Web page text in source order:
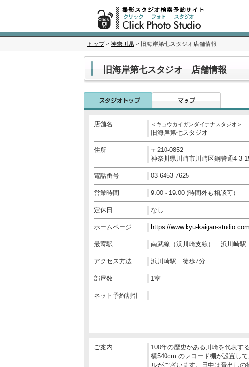
トップ> 神奈川県 > 旧海岸第七スタジオ店舗情報
旧海岸第七スタジオ 店舗情報
店舗名 ＜キュウカイガンダイナナスタジオ＞
旧海岸第七スタジオ
住所
〒210-0852
神奈川県川崎市川崎区鋼管通4-
電話番号 03-6453-7625
営業時間 9:00 - 19:00 (時間外も相談可）
定休日 なし
ホームページ https://www.kyu-kaigan-
最寄駅 南武線（浜川崎支線） 浜川崎駅
アクセス方法 浜川崎駅 徒歩7分
部屋数 1室
ネット予約割引
ご案内
100年の歴史がある川崎を代表す
横540cm のレコード棚が設置し
ルがございます。日中は音出し